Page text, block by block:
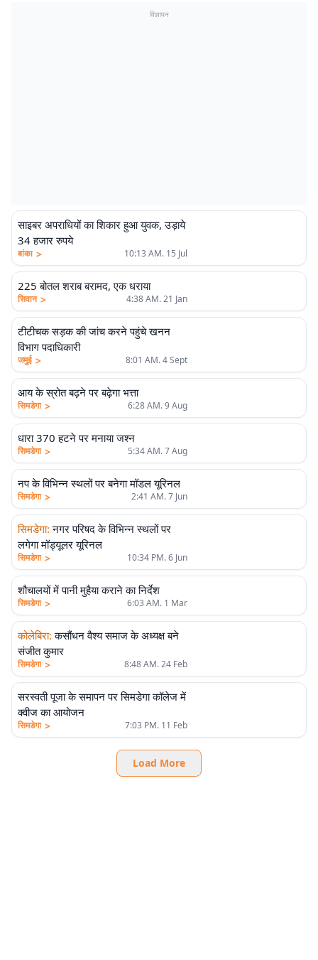
विज्ञापन
साइबर अपराधियों का शिकार हुआ युवक, उड़ाये
34 हजार रुपये
बांका > 10:13 AM. 15 Jul
225 बोतल शराब बरामद, एक धराया
सिवान > 4:38 AM. 21 Jan
टीटीचक सड़क की जांच करने पहुंचे खनन
विभाग पदाधिकारी
जमुई > 8:01 AM. 4 Sept
आय के स्रोत बढ़ने पर बढ़ेगा भत्ता
सिमडेगा > 6:28 AM. 9 Aug
धारा 370 हटने पर मनाया जश्न
सिमडेगा > 5:34 AM. 7 Aug
नप के विभिन्न स्थलों पर बनेगा मॉडल यूरिनल
सिमडेगा > 2:41 AM. 7 Jun
सिमडेगा: नगर परिषद के विभिन्न स्थलों पर
लगेगा मॉड्यूलर यूरिनल
सिमडेगा > 10:34 PM. 6 Jun
शौचालयों में पानी मुहैया कराने का निर्देश
सिमडेगा > 6:03 AM. 1 Mar
कोलेबिरा: कसौंधन वैश्य समाज के अध्यक्ष बने
संजीत कुमार
सिमडेगा > 8:48 AM. 24 Feb
सरस्वती पूजा के समापन पर सिमडेगा कॉलेज में
क्वीज का आयोजन
सिमडेगा > 7:03 PM. 11 Feb
Load More